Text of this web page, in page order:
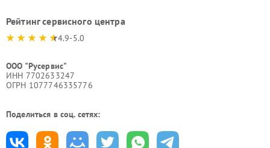
Рейтинг сервисного центра
4.9-5.0
ООО "Русервис"
ИНН 7702633247
ОГРН 1077746335776
Поделиться в соц. сетях: